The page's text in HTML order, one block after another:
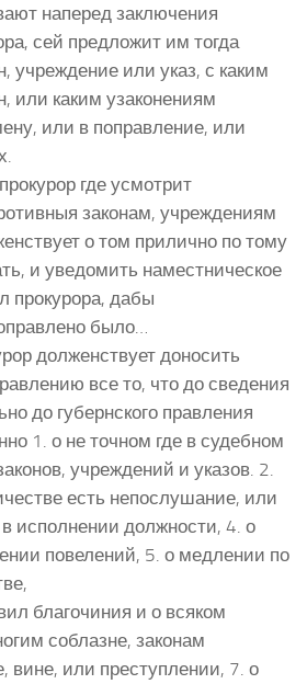
наперед заключения
сей предложит им тогда
учреждение или указ, с каким
или каким узаконениям
или в поправление, или
где усмотрит
законам, учреждениям
о том прилично по тому
и уведомить наместническое
прокурора, дабы
было…
долженствует доносить
все то, что до сведения
до губернского правления
1. о не точном где в судебном
учреждений и указов. 2.
есть непослушание, или
исполнении должности, 4. о
повелений, 5. о медлении по
благочиния и о всяком
соблазне, законам
вине, или преступлении, 7. о